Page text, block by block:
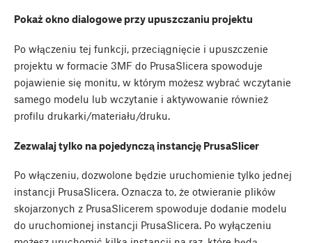
Pokaż okno dialogowe przy upuszczaniu projektu
Po włączeniu tej funkcji, przeciągnięcie i upuszczenie
projektu w formacie 3MF do PrusaSlicera spowoduje
pojawienie się monitu, w którym możesz wybrać wczytanie
samego modelu lub wczytanie i aktywowanie również
profilu drukarki/materiału/druku.
Zezwalaj tylko na pojedynczą instancję PrusaSlicer
Po włączeniu, dozwolone będzie uruchomienie tylko jednej
instancji PrusaSlicera. Oznacza to, że otwieranie plików
skojarzonych z PrusaSlicerem spowoduje dodanie modelu
do uruchomionej instancji PrusaSlicera. Po wyłączeniu